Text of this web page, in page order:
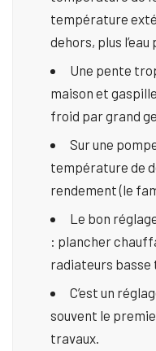
température
dehors, plus
Une pente
maison et
froid par grand
Sur une
température de
rendement (le
Le bon
: plancher
radiateurs
C’est un
souvent le
travaux.